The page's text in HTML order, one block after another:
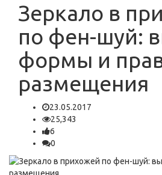
Зеркало в
по фен-шуй:
формы и
размещения
23.05.2017
25,343
6
0